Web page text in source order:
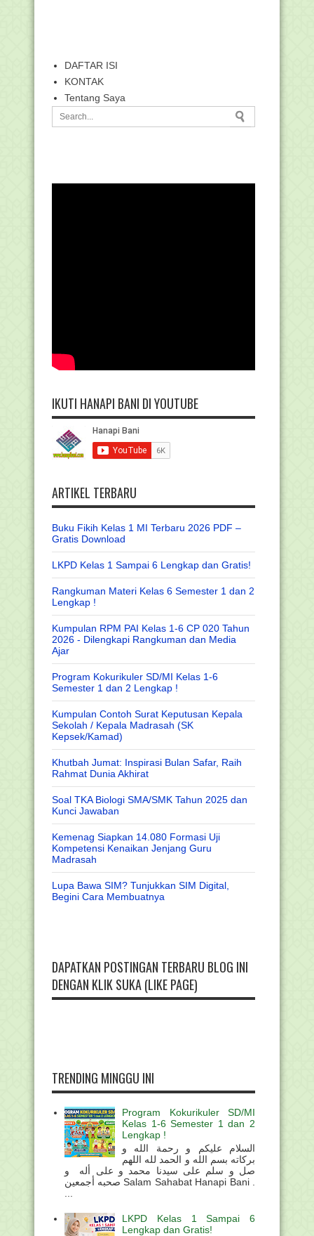
DAFTAR ISI
KONTAK
Tentang Saya
IKUTI HANAPI BANI DI YOUTUBE
ARTIKEL TERBARU
Buku Fikih Kelas 1 MI Terbaru 2026 PDF –
Gratis Download
LKPD Kelas 1 Sampai 6 Lengkap dan Gratis!
Rangkuman Materi Kelas 6 Semester 1 dan 2
Lengkap !
Kumpulan RPM PAI Kelas 1-6 CP 020 Tahun
2026 - Dilengkapi Rangkuman dan Media
Ajar
Program Kokurikuler SD/MI Kelas 1-6
Semester 1 dan 2 Lengkap !
Kumpulan Contoh Surat Keputusan Kepala
Sekolah / Kepala Madrasah (SK
Kepsek/Kamad)
Khutbah Jumat: Inspirasi Bulan Safar, Raih
Rahmat Dunia Akhirat
Soal TKA Biologi SMA/SMK Tahun 2025 dan
Kunci Jawaban
Kemenag Siapkan 14.080 Formasi Uji
Kompetensi Kenaikan Jenjang Guru
Madrasah
Lupa Bawa SIM? Tunjukkan SIM Digital,
Begini Cara Membuatnya
DAPATKAN POSTINGAN TERBARU BLOG INI
DENGAN KLIK SUKA (LIKE PAGE)
TRENDING MINGGU INI
Program Kokurikuler SD/MI
Kelas 1-6 Semester 1 dan 2
Lengkap !
السلام عليكم و رحمة الله و
بركاته بسم الله و الحمد لله اللهم
صل و سلم على سيدنا محمد و على أله و
صحبه أجمعين Salam Sahabat Hanapi Bani .
LKPD Kelas 1 Sampai 6
Lengkap dan Gratis!